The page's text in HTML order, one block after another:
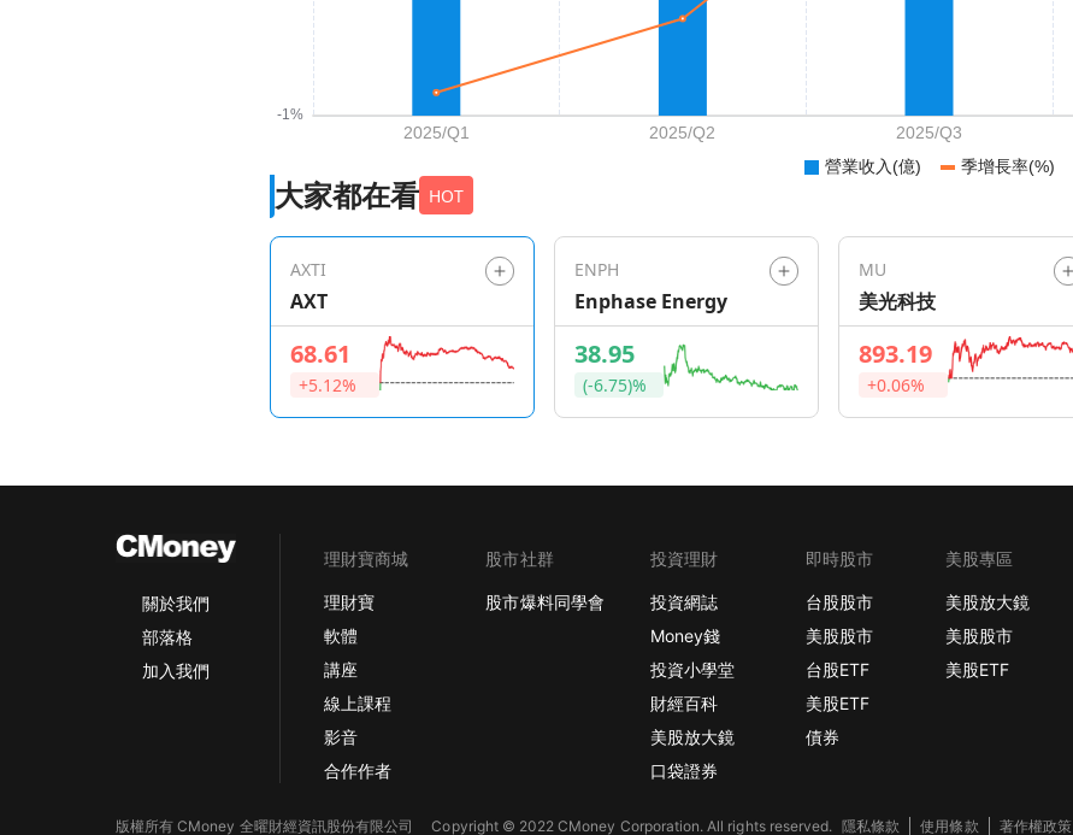
大家都在看 HOT
AXTI
AXT
68.61
+5.12%
ENPH
Enphase Energy
38.95
(-6.75)%
MU
美光科技
893.19
+0.06%
關於我們
部落格
加入我們
理財寶商城
理財寶
軟體
講座
線上課程
影音
合作作者
股市社群
股市爆料同學會
投資理財
投資網誌
Money錢
投資小學堂
財經百科
美股放大鏡
口袋證券
即時股市
台股股市
美股股市
台股ETF
美股ETF
債券
美股專區
美股放大鏡
美股股市
美股ETF
版權所有 CMoney 全曜財經資訊股份有限公司Copyright © 2022 CMoney Corporation. All rights reserved. 隱私條款 使用條款 著作權政策